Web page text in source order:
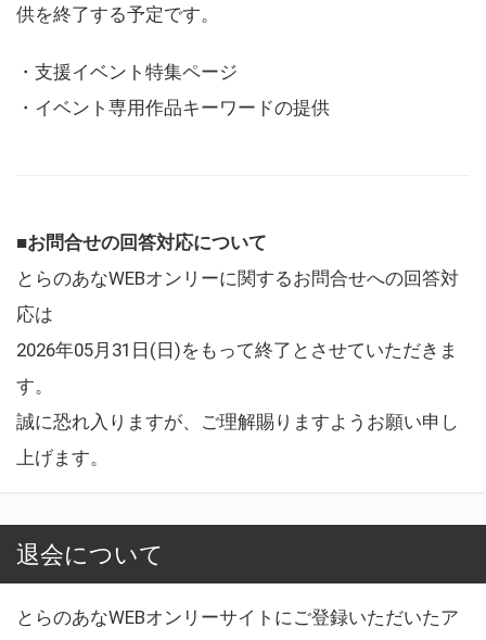
供を終了する予定です。
・支援イベント特集ページ
・イベント専用作品キーワードの提供
■お問合せの回答対応について
とらのあなWEBオンリーに関するお問合せへの回答対
応は
2026年05月31日(日)をもって終了とさせていただきま
す。
誠に恐れ入りますが、ご理解賜りますようお願い申し
上げます。
退会について
とらのあなWEBオンリーサイトにご登録いただいたア